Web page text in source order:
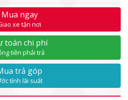
Mua ngay
xe tận nơi
toán chi phí
tiền phải trả
trả góp
tính lãi suất